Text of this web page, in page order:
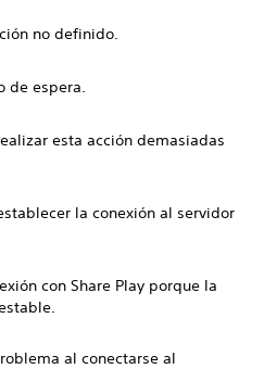
no definido.
de espera.
esta acción demasiadas
la conexión al servidor
con Share Play porque la
al conectarse al